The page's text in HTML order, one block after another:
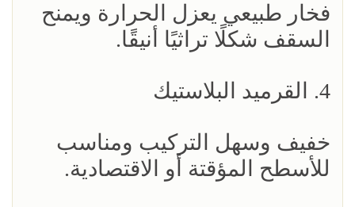
فخار طبيعي يعزل الحرارة ويمنح
السقف شكلًا تراثيًا أنيقًا.
4. القرميد البلاستيك
خفيف وسهل التركيب ومناسب
للأسطح المؤقتة أو الاقتصادية.